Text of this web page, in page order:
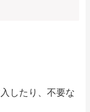
したり、不要な